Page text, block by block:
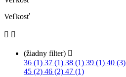
Veľkosť
 
(žiadny filter) 
36 (1) 37 (1) 38 (1) 39 (1) 40 (3)
45 (2) 46 (2) 47 (1)